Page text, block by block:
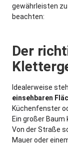
gewährleisten zu
beachten:
Der
Idealerweise
einsehbaren
Küchenfenster
Ein großer
Von der Straße
Mauer oder